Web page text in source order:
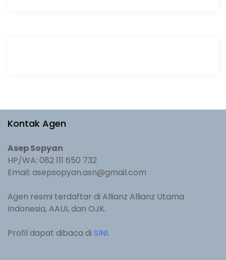
Kontak Agen
Asep Sopyan
HP/WA: 082 111 650 732
Email: asepsopyan.asn@gmail.com
Agen resmi terdaftar di Allianz Allianz Utama
Indonesia, AAUI, dan OJK.
Profil dapat dibaca di SINI.